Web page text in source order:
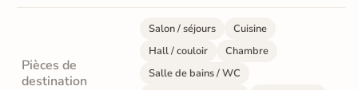
Pièces de
destination
Salon / séjours
Cuisine
Hall / couloir
Chambre
Salle de bains / WC